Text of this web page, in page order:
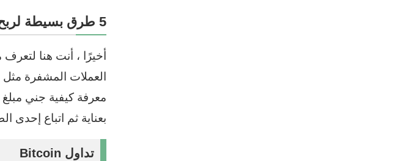
5 طرق بسيطة لربح أموال كبيرة باستخدام البيتكوين
أخيرًا ، أنت هنا
العملات المشفرة
بعناية ثم اتباع إحدى
تداول Bitcoin